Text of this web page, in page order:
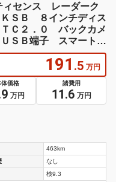
ィセンス レーダーク
ＳＢ ８インチディス
Ｃ２．０ バックカメ
ＳＢ端子 スマートキ
191 .5 万円
体価格
万円
諸費用
11.6 万円
463km
なし
検9.3